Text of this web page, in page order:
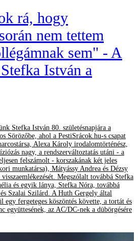
rá, hogy
nem tettem
sem" - A
István a
Stefka István 80. születésnapjára a
Sörözőbe, ahol a PestiSrácok.hu-s csapat
Alexa Károly irodalomtörténész,
nagy, a rendszerváltoztatás utáni - a
felszámolt - korszakának két jeles
munkatársa), Mátyássy Andrea és Dézsy
Megszólalt továbbá Stefka
és egyik lánya, Stefka Nóra, továbbá
Szalai Szilárd. A Huth Gergely által
fergeteges köszöntés követte, a tortát és
együttesének, az AC/DC-nek a dübörgésére